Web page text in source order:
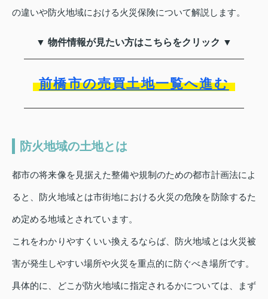
の違いや防火地域における火災保険について解説します。
▼ 物件情報が見たい方はこちらをクリック ▼
前橋市の売買土地一覧へ進む
防火地域の土地とは
都市の将来像を見据えた整備や規制のための都市計画法によ
ると、防火地域とは市街地における火災の危険を防除するた
め定める地域とされています。
これをわかりやすくいい換えるならば、防火地域とは火災被
害が発生しやすい場所や火災を重点的に防ぐべき場所です。
具体的に、どこが防火地域に指定されるかについては、まず